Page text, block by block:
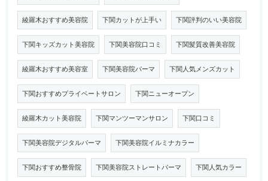
綾羅木おすすめ美容院 下関カットが上手い 下関評判のいい美容院
下関キッズカット美容院 下関美容院口コミ 下関髪質改善美容院
綾羅木おすすめ美容室 下関美容院パーマ 下関人気メンズカット
下関おすすめプライベートサロン 下関ニューオープン
綾羅木カット美容院 下関マンツーマンサロン 下関口コミ
下関美容院デジタルパーマ 下関美容院イルミナカラー
下関おすすめ整骨院 下関美容院ストレートパーマ 下関人気カラー